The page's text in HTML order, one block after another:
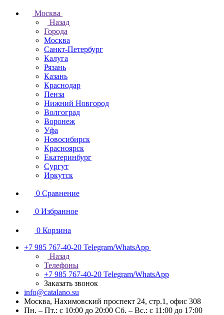
Москва
Назад
Города
Москва
Санкт-Петербург
Калуга
Рязань
Казань
Краснодар
Пенза
Нижний Новгород
Волгоград
Воронеж
Уфа
Новосибирск
Красноярск
Екатеринбург
Сургут
Иркутск
0 Сравнение
0 Избранное
0 Корзина
+7 985 767-40-20 Telegram/WhatsApp
Назад
Телефоны
+7 985 767-40-20 Telegram/WhatsApp
Заказать звонок
info@catalano.su
Москва, Нахимовский проспект 24, стр.1, офис 308
Пн. – Пт.: с 10:00 до 20:00 Сб. – Вс.: с 11:00 до 17:00